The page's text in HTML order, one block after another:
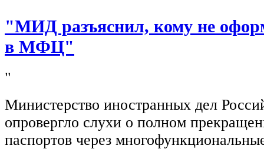
"МИД разъяснил, кому не
в МФЦ"
"
Министерство иностранных дел
опровергло слухи о полном
паспортов через